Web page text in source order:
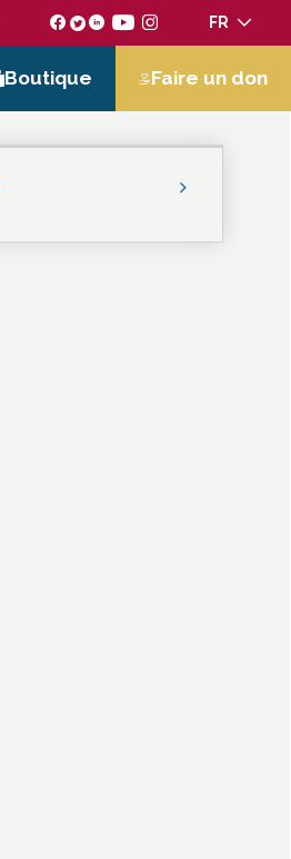
FR
Boutique Faire un don